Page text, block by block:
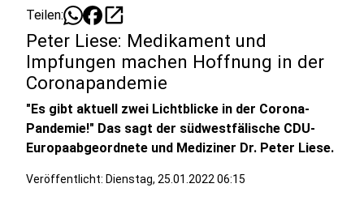
Teilen: open_in_new
Peter Liese: Medikament und
Impfungen machen Hoffnung in der
Coronapandemie
"Es gibt aktuell zwei Lichtblicke in der Corona-
Pandemie!" Das sagt der südwestfälische CDU-
Europaabgeordnete und Mediziner Dr. Peter Liese.
Veröffentlicht: Dienstag, 25.01.2022 06:15